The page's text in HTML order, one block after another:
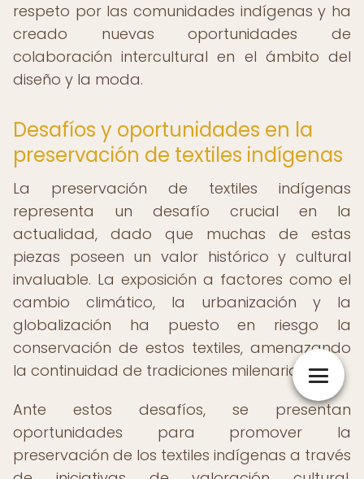
respeto por las comunidades indígenas y ha
creado nuevas oportunidades de
colaboración intercultural en el ámbito del
diseño y la moda.
Desafíos y oportunidades en la
preservación de textiles indígenas
La preservación de textiles indígenas
representa un desafío crucial en la
actualidad, dado que muchas de estas
piezas poseen un valor histórico y cultural
invaluable. La exposición a factores como el
cambio climático, la urbanización y la
globalización ha puesto en riesgo la
conservación de estos textiles, amenazando
la continuidad de tradiciones milenarias.
Ante estos desafíos, se presentan
oportunidades para promover la
preservación de los textiles indígenas a través